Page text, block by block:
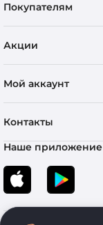
Покупателям
Акции
Мой аккаунт
Контакты
Наше приложение